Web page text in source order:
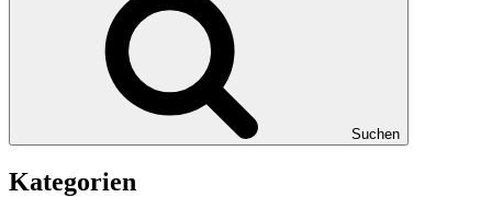
Suchen
Kategorien